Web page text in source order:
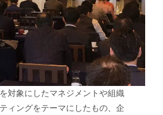
対象にしたマネジメントや組織
ィングをテーマにしたもの、企